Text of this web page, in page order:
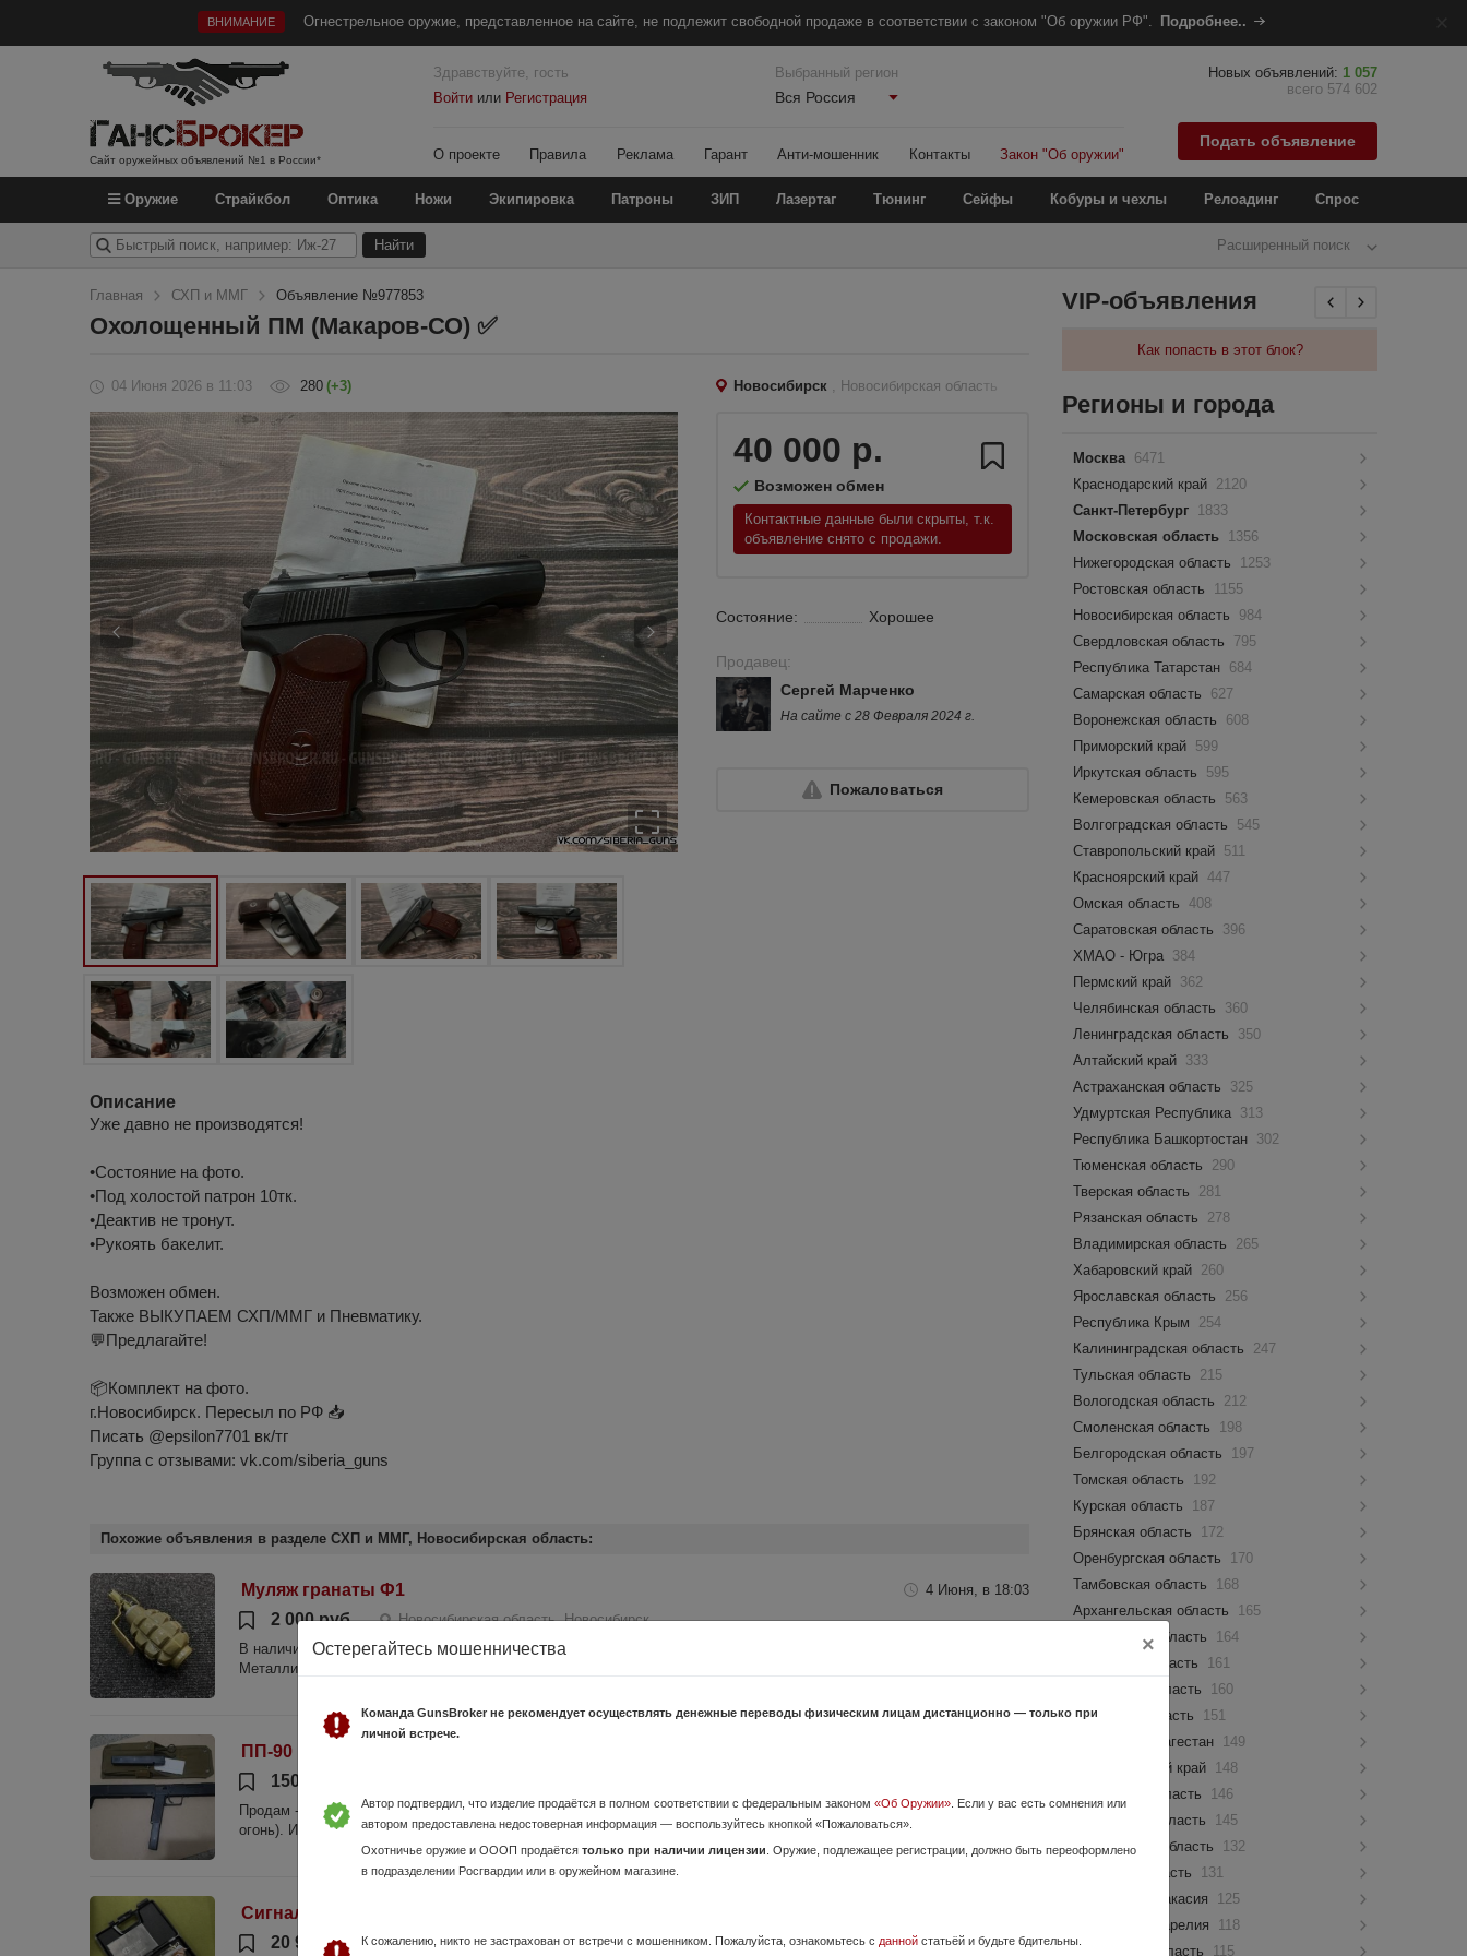
ВНИМАНИЕ Огнестрельное оружие, представленное на сайте, не подлежит свободной продаже в соответствии с законом "Об оружии РФ". Подробнее..
Сайт оружейных объявлений №1 в России*
Здравствуйте, гость
Войтиили Регистрация
Выбранный регион
Вся Россия
О проекте Правила Реклама Гарант Анти-мошенник Контакты Закон "Об оружии"
Новых объявлений: 1 057
всего 574 602
Подать объявление
Оружие Страйкбол Оптика Ножи Экипировка Патроны ЗИП Лазертаг Тюнинг Сейфы Кобуры и чехлы Релоадинг Спрос
Расширенный поиск
Главная СХП и ММГ Объявление №977853
Охолощенный ПМ (Макаров-СО) ✅️
04 Июня 2026 в 11:03 280 (+3) Новосибирск , Новосибирская область
Описание
Уже давно не производятся!
•Состояние на фото.
•Под холостой патрон 10тк.
•Деактив не тронут.
•Рукоять бакелит.
Возможен обмен.
Также ВЫКУПАЕМ СХП/ММГ и Пневматику.
💬Предлагайте!
📦Комплект на фото.
г.Новосибирск. Пересыл по РФ 📥
Писать @epsilon7701 вк/тг
Группа с отзывами: vk.com/siberia_guns
40 000 р.
Возможен обмен
Контактные данные были скрыты, т.к.
объявление снято с продажи.
Состояние: Хорошее
Продавец:
Сергей Марченко
На сайте с 28 Февраля 2024 г.
Пожаловаться
Похожие объявления в разделе СХП и ММГ, Новосибирская область:
Муляж гранаты Ф1 4 Июня, в 18:03
2 000 руб.
Новосибирская область, Новосибирск
В наличии, интернет-магазин Русский Воин. г. Новосибирск пр. Дзержинского 1/1 тел: +7-913-456-04-00 •
Металлическая граната; • Является эмитацией боевой гранаты Ф1; • Верхняя часть с чекой откруч...
ПП-90 м ( Тень -13 )
150 000 руб.
Продам - Охолощенный пистолет пулемет ПП-90 м ( Тень -13 ) под холостой патрон калибра 10х24 (одиночный и авто
огонь). Исходный калибр 9х18 ПМ , Свободный затвор . Деактив заводской . Находит...
Сигнальный пистолет Blow F92 Хром-Золото
20 990 руб.
Новосибирская область, Новосибирск
Остерегайтесь мошенничества ×
Команда GunsBroker не рекомендует осуществлять денежные переводы физическим лицам дистанционно — только при
личной встрече.
Автор подтвердил, что изделие продаётся в полном соответствии с федеральным законом «Об Оружии» . Если у вас есть сомнения или
автором предоставлена недостоверная информация — воспользуйтесь кнопкой «Пожаловаться».
Охотничье оружие и ОООП продаётся только при наличии лицензии . Оружие, подлежащее регистрации, должно быть переоформлено
в подразделении Росгвардии или в оружейном магазине.
К сожалению, никто не застрахован от встречи с мошенником. Пожалуйста, ознакомьтесь с данной статьёй и будьте бдительны.
VIP-объявления
Как попасть в этот блок?
Регионы и города
Москва 6471
Краснодарский край 2120
Санкт-Петербург 1833
Московская область 1356
Нижегородская область
1253
Ростовская область
1155
Новосибирская область
984
Свердловская область
795
Республика Татарстан 684
Самарская область
627
Воронежская область
608
Приморский край 599
Иркутская область
595
Кемеровская область
563
Волгоградская область
545
Ставропольский край 511
Красноярский край 447
Омская область
408
Саратовская область
396
ХМАО - Югра 384
Пермский край 362
Челябинская область
360
Ленинградская область
350
Алтайский край 333
Астраханская область
325
Удмуртская Республика 313
Республика Башкортостан 302
Тюменская область
290
Тверская область
281
Рязанская область
278
Владимирская область
265
Хабаровский край 260
Ярославская область
256
Республика Крым
254
Калининградская область
247
Тульская область
215
Вологодская область
212
Смоленская область
198
Белгородская область
197
Томская область
192
Курская область
187
Брянская область
172
Оренбургская область
170
Тамбовская область
168
Архангельская область
165
Ивановская область
164
Кировская область
161
Калужская область
160
Амурская область
151
Республика Дагестан 149
Забайкальский край 148
Орловская область
146
Пензенская область
145
Ульяновская область
132
Липецкая область
131
Республика Хакасия
125
Республика Карелия
118
Курганская область
115